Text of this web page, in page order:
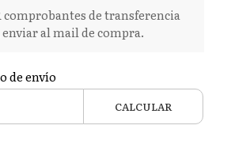
comprobantes de transferencia
al mail de compra.
de envío
CALCULAR